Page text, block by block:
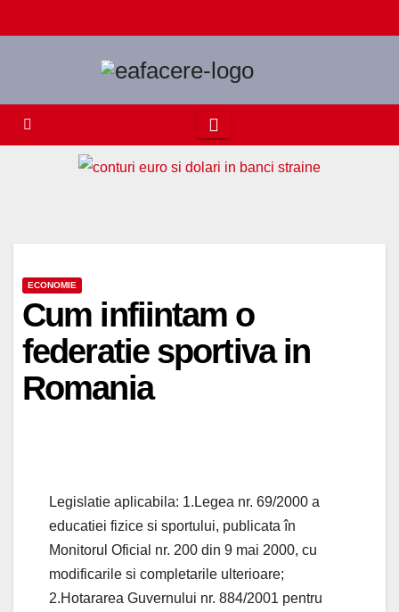
to
ECONOMIE
Cum infiintam o
federatie sportiva in
Romania
Legislatie aplicabila: 1.Legea nr. 69/2000 a
educatiei fizice si sportului, publicata în
Monitorul Oficial nr. 200 din 9 mai 2000, cu
modificarile si completarile ulterioare;
2.Hotararea Guvernului nr. 884/2001 pentru